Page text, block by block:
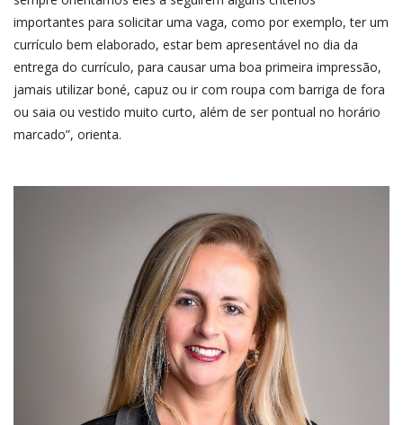
importantes para solicitar uma vaga, como por exemplo, ter um
currículo bem elaborado, estar bem apresentável no dia da
entrega do currículo, para causar uma boa primeira impressão,
jamais utilizar boné, capuz ou ir com roupa com barriga de fora
ou saia ou vestido muito curto, além de ser pontual no horário
marcado”, orienta.